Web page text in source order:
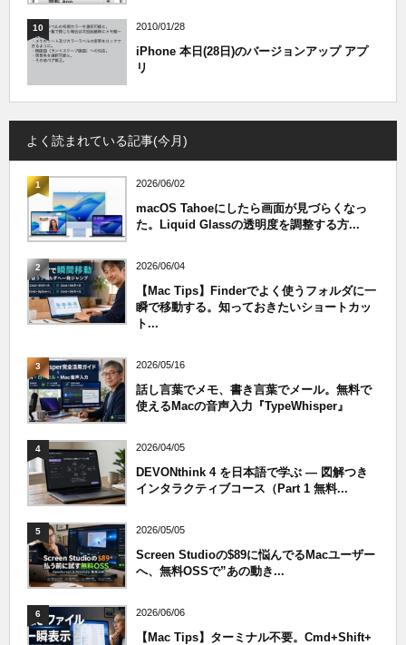
10 2010/01/28
iPhone 本日(28日)のバージョンアップ アプ
リ
よく読まれている記事(今月)
1 2026/06/02
macOS Tahoeにしたら画面が見づらくなっ
た。Liquid Glassの透明度を調整する方...
2 2026/06/04
【Mac Tips】Finderでよく使うフォルダに一
瞬で移動する。知っておきたいショートカッ
ト...
3 2026/05/16
話し言葉でメモ、書き言葉でメール。無料で
使えるMacの音声入力『TypeWhisper』
4 2026/04/05
DEVONthink 4 を日本語で学ぶ — 図解つき
インタラクティブコース（Part 1 無料...
5 2026/05/05
Screen Studioの$89に悩んでるMacユーザー
へ、無料OSSで”あの動き...
6 2026/06/06
【Mac Tips】ターミナル不要。Cmd+Shift+